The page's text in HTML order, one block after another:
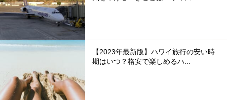
【2023年最新版】ハワイ旅行の安い時
期はいつ？格安で楽しめるハ...